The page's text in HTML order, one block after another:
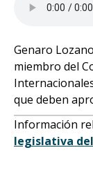
Genaro
miembro del
que deben
Información
legislativa